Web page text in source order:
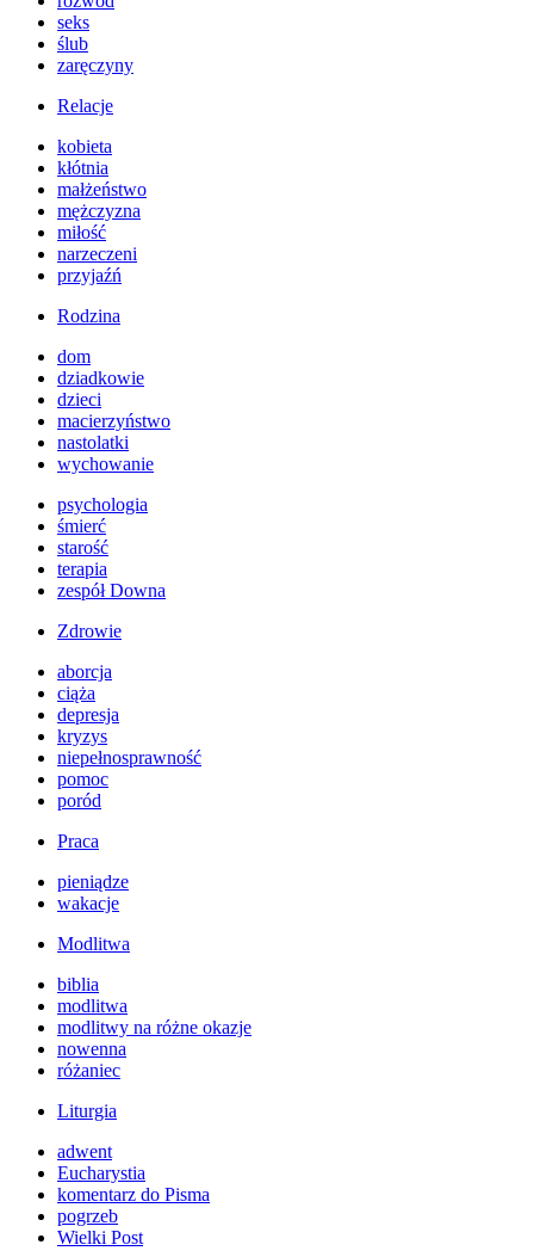
seks
ślub
zaręczyny
Relacje
kobieta
kłótnia
małżeństwo
mężczyzna
miłość
narzeczeni
przyjaźń
Rodzina
dom
dziadkowie
dzieci
macierzyństwo
nastolatki
wychowanie
psychologia
śmierć
starość
terapia
zespół Downa
Zdrowie
aborcja
ciąża
depresja
kryzys
niepełnosprawność
pomoc
poród
Praca
pieniądze
wakacje
Modlitwa
biblia
modlitwa
modlitwy na różne okazje
nowenna
różaniec
Liturgia
adwent
Eucharystia
komentarz do Pisma
pogrzeb
Wielki Post